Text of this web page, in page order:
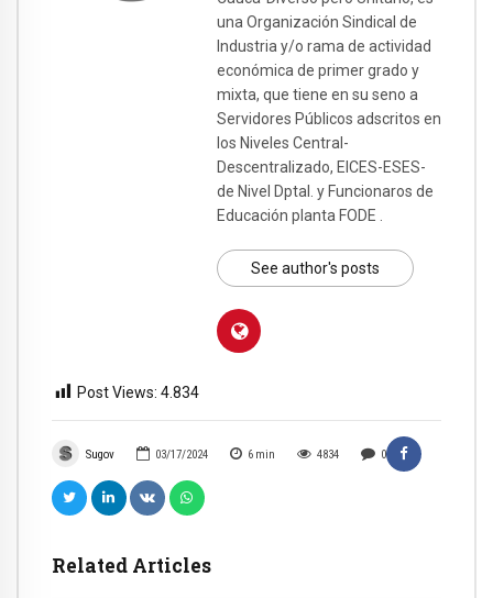
Sugov 03/17/2024 6 min 4834 0
Related Articles
una Organización Sindical de
Industria y/o rama de actividad
económica de primer grado y
mixta, que tiene en su seno a
Servidores Públicos adscritos en
los Niveles Central-
Descentralizado, EICES-ESES-
de Nivel Dptal. y Funcionaros de
Educación planta FODE .
See author's posts
Post Views: 4.834